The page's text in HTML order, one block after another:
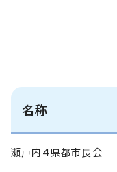
名称
瀬戸内4県都市長会